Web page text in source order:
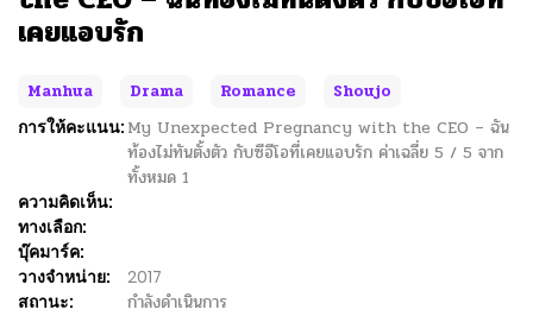
เคยแอบรัก
Manhua Drama Romance
Shoujo
การให้คะแนน: My Unexpected Pregnancy with the CEO – ฉัน
ท้องไม่ทันตั้งตัว กับซีอีโอที่เคยแอบรัก ค่าเฉลี่ย 5 / 5 จาก
ทั้งหมด 1
ความคิดเห็น:
ทางเลือก:
บุ๊คมาร์ค:
วางจำหน่าย:
2017
สถานะ:
กำลังดำเนินการ